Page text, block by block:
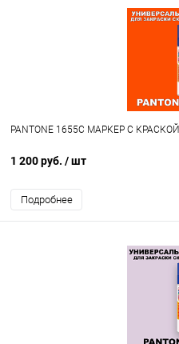
PANTONE 1655C МАРКЕР С КРАСКОЙ
1 200 руб. / шт
Подробнее